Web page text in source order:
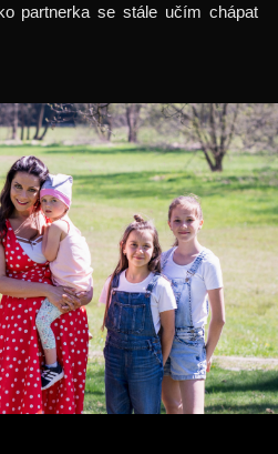
partnerka se stále učím chápat